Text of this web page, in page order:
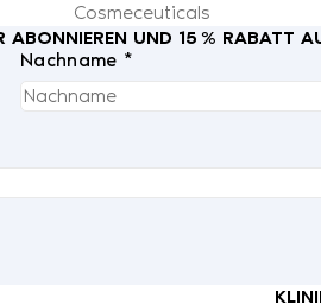
Cosmeceuticals
UND 15 % RABATT
Nachname *